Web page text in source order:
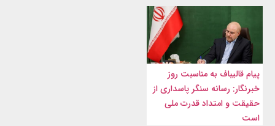
پیام قالیباف به مناسبت روز
خبرنگار: رسانه سنگر پاسداری از
حقیقت و امتداد قدرت ملی
است